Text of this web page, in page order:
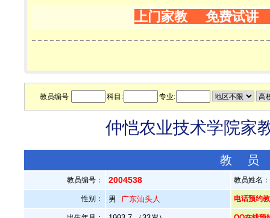
上门家教 免费试讲
教员编号 科目: 专业:
仲恺农业技术学院家
教
教员编号： 2004538 教员姓名
性别： 男 广东汕头人 电话预约